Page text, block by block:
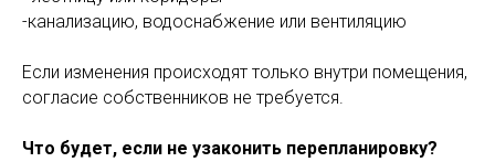
-канализацию, водоснабжение или вентиляцию
Если изменения происходят только внутри помещения,
согласие собственников не требуется.
Что будет, если не узаконить перепланировку?